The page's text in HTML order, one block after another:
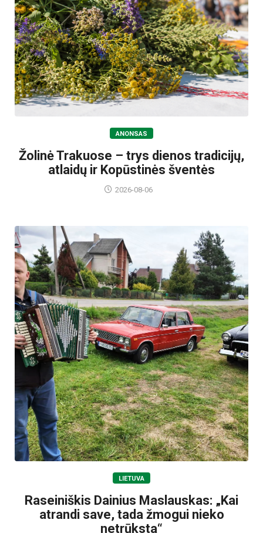
ANONSAS
Žolinė Trakuose – trys dienos tradicijų,
atlaidų ir Kopūstinės šventės
2026-08-06
LIETUVA
Raseiniškis Dainius Maslauskas: „Kai
atrandi save, tada žmogui nieko
netrūksta“